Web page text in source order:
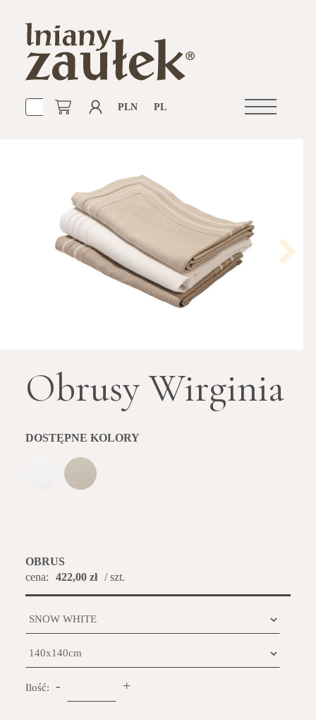
Otwórz
PLN PL
Obrusy Wirginia
DOSTĘPNE KOLORY
OBRUS
cena:
422,00 zł / szt.
Ilość: - +